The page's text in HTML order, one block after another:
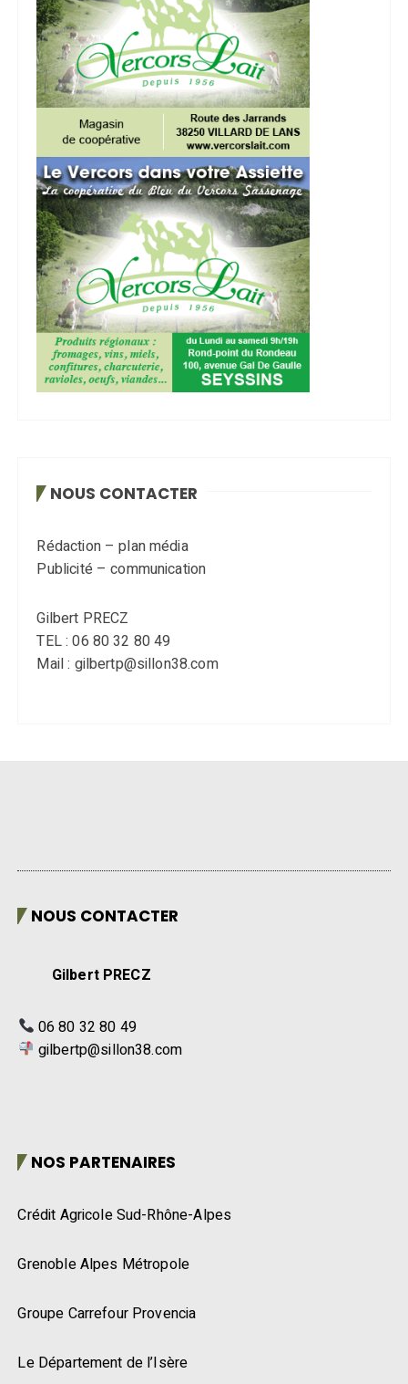
NOUS CONTACTER
Rédaction – plan média
Publicité – communication
Gilbert PRECZ
TEL : 06 80 32 80 49
Mail : gilbertp@sillon38.com
NOUS CONTACTER
Gilbert PRECZ
06 80 32 80 49
gilbertp@sillon38.com
NOS PARTENAIRES
Crédit Agricole Sud-Rhône-Alpes
Grenoble Alpes Métropole
Groupe Carrefour Provencia
Le Département de l’Isère